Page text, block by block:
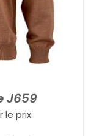
J659
le prix